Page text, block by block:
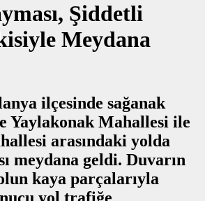
Şiddetli
Meydana
ilçesinde sağanak
Yaylakonak Mahallesi ile
arasındaki yolda
meydana geldi. Duvarın
kaya parçalarıyla